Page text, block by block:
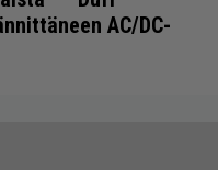
AC/DC-